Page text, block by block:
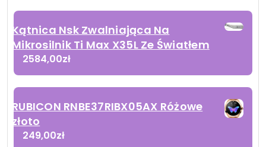
Kątnica Nsk Zwalniająca Na
Mikrosilnik Ti Max X35L Ze Światłem
2584,00zł
RUBICON RNBE37RIBX05AX Różowe
złoto
249,00zł